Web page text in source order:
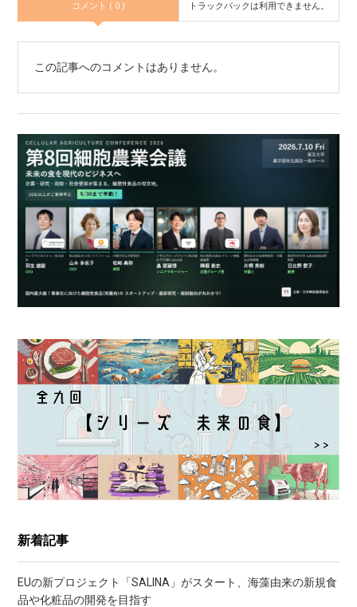
コメント ( 0 ) トラックバックは利用できません。
この記事へのコメントはありません。
新着記事
EUの新プロジェクト「SALINA」がスタート、海藻由来の新規食
品や化粧品の開発を目指す